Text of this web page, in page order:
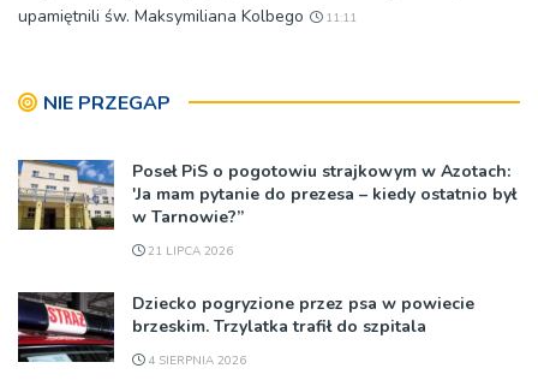
upamiętnili św. Maksymiliana Kolbego
11:11
NIE PRZEGAP
Poseł PiS o pogotowiu strajkowym w Azotach:
'Ja mam pytanie do prezesa – kiedy ostatnio był
w Tarnowie?”
21 LIPCA 2026
Dziecko pogryzione przez psa w powiecie
brzeskim. Trzylatka trafił do szpitala
4 SIERPNIA 2026